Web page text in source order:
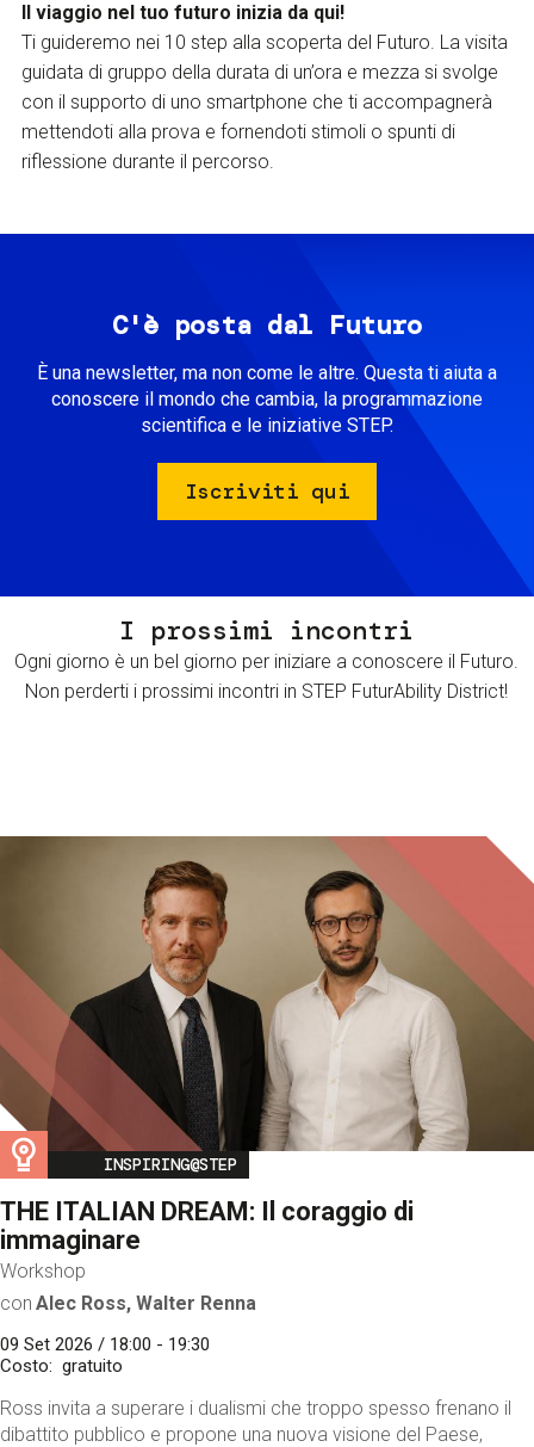
Il viaggio nel tuo futuro inizia da qui!
Ti guideremo nei 10 step alla scoperta del Futuro. La visita
guidata di gruppo della durata di un’ora e mezza si svolge
con il supporto di uno smartphone che ti accompagnerà
mettendoti alla prova e fornendoti stimoli o spunti di
riflessione durante il percorso.
C'è posta dal Futuro
È una newsletter, ma non come le altre. Questa ti aiuta a
conoscere il mondo che cambia, la programmazione
scientifica e le iniziative STEP.
Iscriviti qui
I prossimi incontri
Ogni giorno è un bel giorno per iniziare a conoscere il Futuro.
Non perderti i prossimi incontri in STEP FuturAbility District!
Image
INSPIRING@STEP
THE ITALIAN DREAM: Il coraggio di
immaginare
Workshop
con Alec Ross, Walter Renna
09 Set 2026 / 18:00 - 19:30
Costo
gratuito
Ross invita a superare i dualismi che troppo spesso frenano il
dibattito pubblico e propone una nuova visione del Paese,